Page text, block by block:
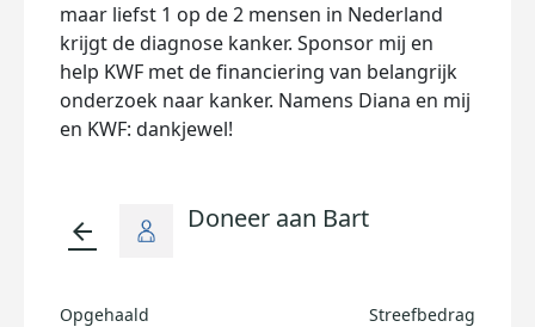
maar liefst 1 op de 2 mensen in Nederland
krijgt de diagnose kanker. Sponsor mij en
help KWF met de financiering van belangrijk
onderzoek naar kanker. Namens Diana en mij
en KWF: dankjewel!
arrow_back Doneer aan Bart
Opgehaald Streefbedrag